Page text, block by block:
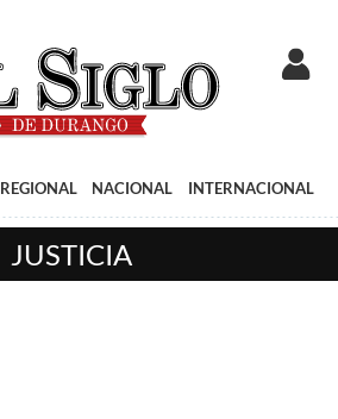
REGIONAL NACIONAL INTERNACIONAL
JUSTICIA